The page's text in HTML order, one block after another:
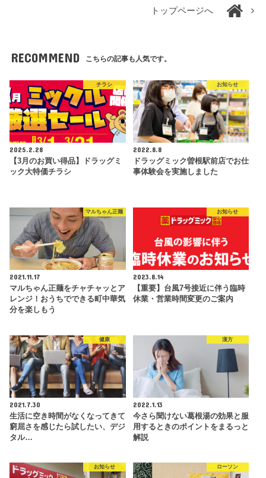
トップページへ
RECOMMEND こちらの記事も人気です。
チラシ
2025.2.28
【3月のお買い得品】ドラッグミ
ック大特価チラシ
お知らせ
2022.8.8
ドラッグミック曽根駅前店でお仕
事体験会を実施しました
マルちゃん正麺
2021.11.17
マルちゃん正麺をチャチャッとア
レンジ！おうちでできる町中華気
分を楽しもう
お知らせ
2023.8.14
【重要】台風7号接近に伴う臨時
休業・営業時間変更のご案内
健康
2021.7.30
生活に空き時間がなくなってきて
窮屈さを感じたら試したい、デジ
タル…
漢方
2022.1.13
今さら聞けない葛根湯の効果と服
用するときのポイントをまるっと
解説
お知らせ ローソン